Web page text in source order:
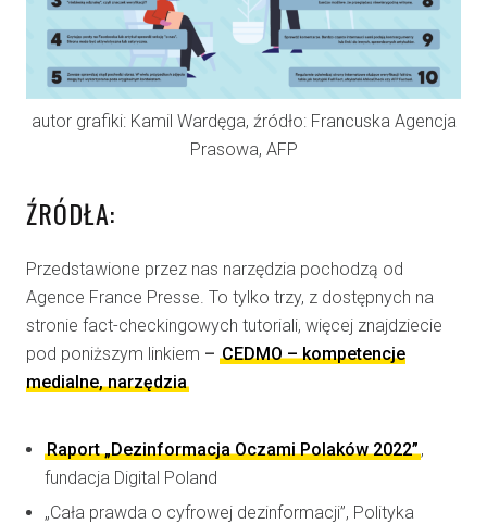
autor grafiki: Kamil Wardęga, źródło: Francuska Agencja
Prasowa, AFP
ŹRÓDŁA:
Przedstawione przez nas narzędzia pochodzą od
Agence France Presse. To tylko trzy, z dostępnych na
stronie fact-checkingowych tutoriali, więcej znajdziecie
pod poniższym linkiem – CEDMO – kompetencje
medialne, narzędzia
Raport „Dezinformacja Oczami Polaków 2022”,
fundacja Digital Poland
„Cała prawda o cyfrowej dezinformacji”, Polityka